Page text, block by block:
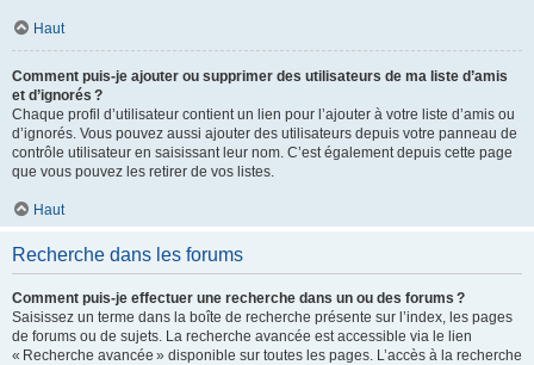
Haut
Comment puis-je ajouter ou supprimer des utilisateurs de ma liste d’amis
et d’ignorés ?
Chaque profil d’utilisateur contient un lien pour l’ajouter à votre liste d’amis ou
d’ignorés. Vous pouvez aussi ajouter des utilisateurs depuis votre panneau de
contrôle utilisateur en saisissant leur nom. C’est également depuis cette page
que vous pouvez les retirer de vos listes.
Haut
Recherche dans les forums
Comment puis-je effectuer une recherche dans un ou des forums ?
Saisissez un terme dans la boîte de recherche présente sur l’index, les pages
de forums ou de sujets. La recherche avancée est accessible via le lien
« Recherche avancée » disponible sur toutes les pages. L’accès à la recherche